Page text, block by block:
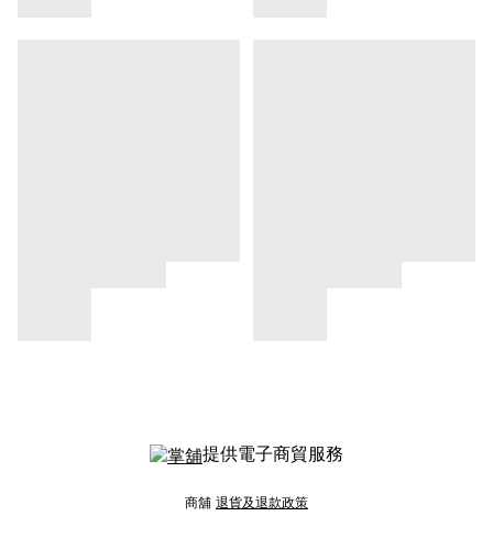
提供電子商貿服務
商舖 退貨及退款政策